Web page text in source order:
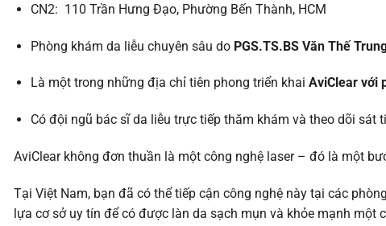
CN2: 110 Trần Hưng Đạo, Phường Bến Thành, HCM
Phòng khám da liễu chuyên sâu do PGS.TS.BS Văn Thế
Là một trong những địa chỉ tiên phong triển khai AviClear với
Có đội ngũ bác sĩ da liễu trực tiếp thăm khám và theo dõi sát
AviClear không đơn thuần là một công nghệ laser – đó là một
Tại Việt Nam, bạn đã có thể tiếp cận công nghệ này tại các
lựa cơ sở uy tín để có được làn da sạch mụn và khỏe mạnh một